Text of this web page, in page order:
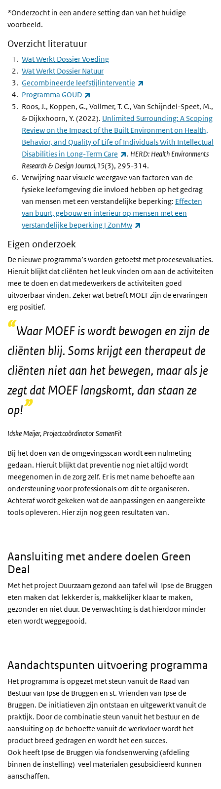
*Onderzocht in een andere setting dan van het huidige
voorbeeld.
Overzicht literatuur
Wat Werkt Dossier Voeding
Wat Werkt Dossier Natuur
Gecombineerde leefstijlinterventie
Programma GOUD
Roos, J., Koppen, G., Vollmer, T. C., Van Schijndel-Speet, M.,
& Dijkxhoorn, Y. (2022). Unlimited Surrounding: A Scoping
Review on the Impact of the Built Environment on Health,
Behavior, and Quality of Life of Individuals With Intellectual
Disabilities in Long-Term Care
(externe link)
. HERD: Health Environments
Research & Design Journal,15(3), 295-314.
Verwijzing naar visuele weergave van factoren van de
fysieke leefomgeving die invloed hebben op het gedrag
van mensen met een verstandelijke beperking: Effecten
van buurt, gebouw en interieur op mensen met een
verstandelijke beperking | ZonMw
Eigen onderzoek
De nieuwe programma’s worden getoetst met procesevaluaties.
Hieruit blijkt dat cliënten het leuk vinden om aan de activiteiten
mee te doen en dat medewerkers de activiteiten goed
uitvoerbaar vinden. Zeker wat betreft MOEF zijn de ervaringen
erg positief.
Waar MOEF is wordt bewogen en zijn de
cliënten blij. Soms krijgt een therapeut de
cliënten niet aan het bewegen, maar als je
zegt dat MOEF langskomt, dan staan ze
op!
Idske Meijer, Projectcoördinator SamenFit
Bij het doen van de omgevingsscan wordt een nulmeting
gedaan. Hieruit blijkt dat preventie nog niet altijd wordt
meegenomen in de zorg zelf. Er is met name behoefte aan
ondersteuning voor professionals om dit te organiseren.
Achteraf wordt gekeken wat de aanpassingen en aangereikte
tools opleveren. Hier zijn nog geen resultaten van.
Aansluiting met andere doelen Green
Deal
Met het project Duurzaam gezond aan tafel wil Ipse de Bruggen
eten maken dat lekkerder is, makkelijker klaar te maken,
gezonder en niet duur. De verwachting is dat hierdoor minder
eten wordt weggegooid.
Aandachtspunten uitvoering programma
Het programma is opgezet met steun vanuit de Raad van
Bestuur van Ipse de Bruggen en st. Vrienden van Ipse de
Bruggen. De initiatieven zijn ontstaan en uitgewerkt vanuit de
praktijk. Door de combinatie steun vanuit het bestuur en de
aansluiting op de behoefte vanuit de werkvloer wordt het
product breed gedragen en wordt het een succes.
Ook heeft Ipse de Bruggen via fondsenwerving (afdeling
binnen de instelling) veel materialen gesubsidieerd kunnen
aanschaffen.